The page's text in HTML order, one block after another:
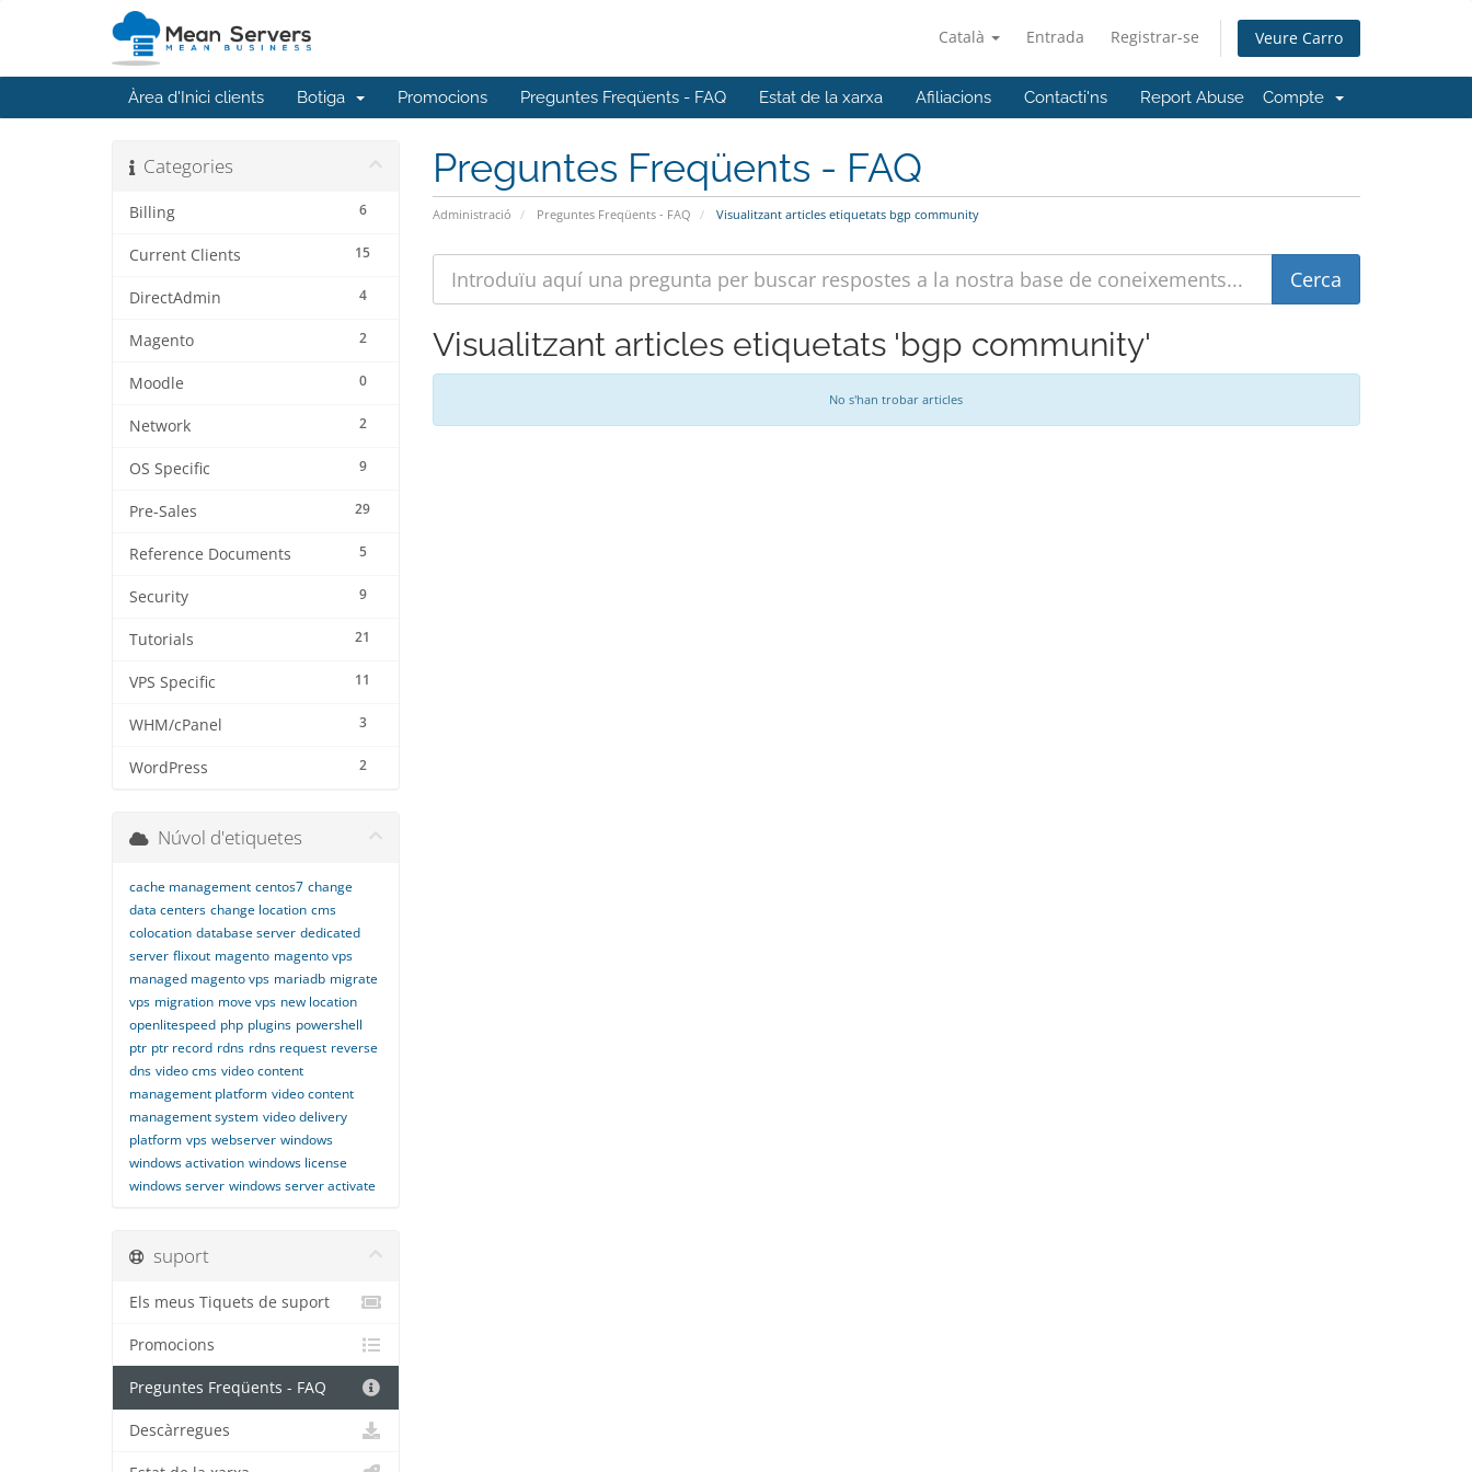
Català Entrada Registrar-se Veure Carro
Àrea d'Inici clients Botiga Promocions Preguntes Freqüents - FAQ Estat de la xarxa Afiliacions Contacti'ns Report Abuse Compte
Preguntes Freqüents - FAQ
Administració Preguntes Freqüents - FAQ Visualitzant articles etiquetats bgp community
Categories
6
Billing
15
Current Clients
4
DirectAdmin
2
Magento
0
Moodle
2
Network
9
OS Specific
29
Pre-Sales
5
Reference Documents
9
Security
21
Tutorials
11
VPS Specific
3
WHM/cPanel
2
WordPress
Visualitzant articles etiquetats 'bgp community'
No s'han trobar articles
Núvol d'etiquetes
cache management centos7 change
data centers change location cms
colocation database server dedicated
server flixout magento magento vps
managed magento vps mariadb migrate
vps migration move vps new location
openlitespeed php plugins powershell
ptr ptr record rdns rdns request reverse
dns video cms video content
management platform video content
management system video delivery
platform vps webserver windows
windows activation windows license
windows server windows server activate
suport
Els meus Tiquets de suport
Promocions
Preguntes Freqüents - FAQ
Descàrregues